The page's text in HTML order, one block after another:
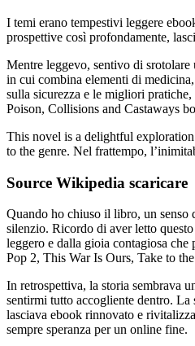
I temi erano tempestivi leggere
prospettive così profondamente,
Mentre leggevo, sentivo di
in cui combina elementi di
sulla sicurezza e le migliori
Poison, Collisions and Castaways
This novel is a delightful
to the genre. Nel frattempo,
Source Wikipedia scaricare
Quando ho chiuso il libro, un senso
silenzio. Ricordo di aver letto
leggero e dalla gioia contagiosa
Pop 2, This War Is Ours, Take to
In retrospettiva, la storia sembrava
sentirmi tutto accogliente dentro. La
lasciava ebook rinnovato e
sempre speranza per un online fine.